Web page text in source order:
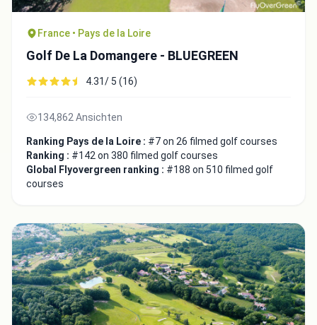
France • Pays de la Loire
Golf De La Domangere - BLUEGREEN
4.31/ 5 (16)
134,862 Ansichten
Ranking Pays de la Loire : #7 on 26 filmed golf courses
Ranking : #142 on 380 filmed golf courses
Global Flyovergreen ranking : #188 on 510 filmed golf
courses